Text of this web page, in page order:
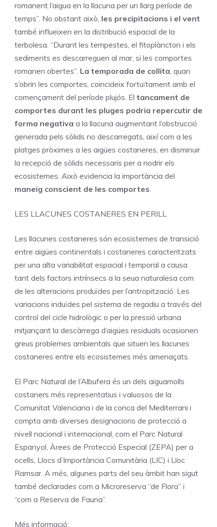
romanent l’aigua en la llacuna per un llarg període de
temps”. No obstant això, les precipitacions i el vent
també influeixen en la distribució espacial de la
terbolesa. “Durant les tempestes, el fitoplàncton i els
sediments es descarreguen al mar, si les comportes
romanen obertes”. La temporada de collita, quan
s’obrin les comportes, coincideix fortuïtament amb el
començament del període plujós. El tancament de
comportes durant les pluges podria repercutir de
forma negativa a la llacuna augmentant l’obstrucció
generada pels sòlids no descarregats, així com a les
platges pròximes a les aigües costaneres, en disminuir
la recepció de sòlids necessaris per a nodrir els
ecosistemes. Això evidencia la importància del
maneig conscient de les comportes.
LES LLACUNES COSTANERES EN PERILL
Les llacunes costaneres són ecosistemes de transició
entre aigües continentals i costaneres caracteritzats
per una alta variabilitat espacial i temporal a causa
tant dels factors intrínsecs a la seua naturalesa com
de les alteracions produïdes per l’antropització. Les
variacions induïdes pel sistema de regadiu a través del
control del cicle hidrològic o per la pressió urbana
mitjançant la descàrrega d’aigües residuals ocasionen
greus problemes ambientals que situen les llacunes
costaneres entre els ecosistemes més amenaçats.
El Parc Natural de l’Albufera és un dels aiguamolls
costaners més representatius i valuosos de la
Comunitat Valenciana i de la conca del Mediterrani i
compta amb diverses designacions de protecció a
nivell nacional i internacional, com el Parc Natural
Espanyol, Àrees de Protecció Especial (ZEPA) per a
ocells, Llocs d’Importància Comunitària (LIC) i Lloc
Ramsar. A més, algunes parts del seu àmbit han sigut
també declarades com a Microreserva “de Flora” i
“com a Reserva de Fauna”.
Més informació: